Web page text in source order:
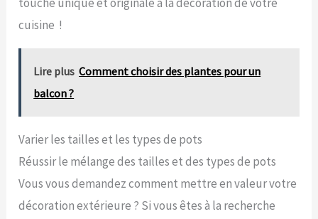
cuisine !
Lire plus Comment choisir des plantes pour un
balcon ?
Varier les tailles et les types de pots
Réussir le mélange des tailles et des types de pots
Vous vous demandez comment mettre en valeur votre
décoration extérieure ? Si vous êtes à la recherche